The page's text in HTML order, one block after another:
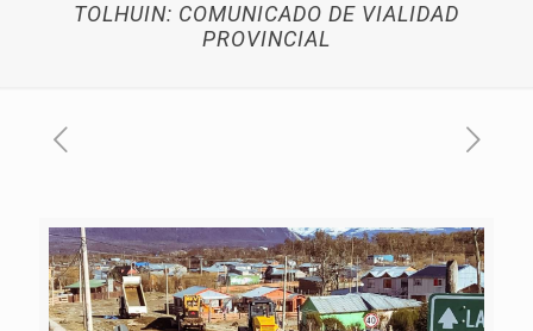
TOLHUIN: COMUNICADO DE VIALIDAD
PROVINCIAL